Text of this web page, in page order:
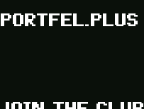
PORTFEL.PLUS